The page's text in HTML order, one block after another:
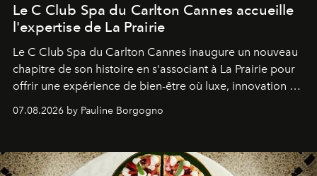
Le C Club Spa du Carlton Cannes accueille
l'expertise de La Prairie
Le C Club Spa du Carlton Cannes inaugure un nouveau
chapitre de son histoire en s'associant à La Prairie pour
offrir une expérience de bien-être où luxe, innovation et
07.08.2026 by Pauline Borgogno